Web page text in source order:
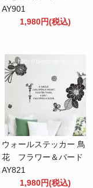
AY901
1,980円(税込)
ウォールステッカー 鳥
花 フラワー＆バード
AY821
1,980円(税込)